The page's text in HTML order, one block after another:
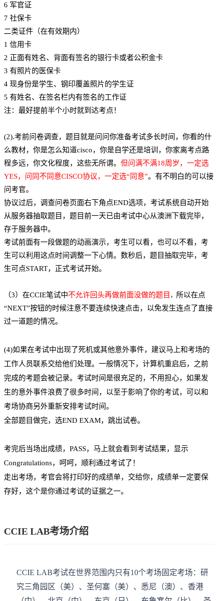
6 军官证
7 社保卡
二类证件（在有效期内）
1 信用卡
2 正面有姓名、背面有签名的银行卡或者公积金卡
3 有照片的医保卡
4 现身份是学生、钢印覆盖照片的学生证
5 有姓名、在签名栏内有签名的工作证
注：最好提前半个小时就到达考点！
(2).考前问卷调查，题目就是问问你准备考试多长时间，你看的什
么教材，你是怎么知道cisco，你是自学还是培训，你家离考点路
程多远，你文化程度，这些无所谓。 但问满不满18周岁，一定选
YES，问同不同意CISCO协议，一定选“同意”。有不明白的可以接
问考官。
协议过后，调查问卷页面右下角点END选项，考试系统自动开始
从服务器抽取题目，题目前一天已由考试中心从澳洲下载完毕，
存于服务器中。
考试前面有一段做题的动画演示，考生可以看，也可以不看，考
生可以利用这点时间调整一下心情。数秒后，题目抽取完毕，考
生可点START，正式考试开始。
（3）在CCIE笔试中不允许回头再做前面没做的题目 ， 所以在点
“NEXT”按钮的时候注意不要连续快速点击，以免发生连点了直接
过一道题的情况。
(4)如果在考试中出现了死机或其他意外事件，建议马上和考场的
工作人员联系交给他们处理。一般情况下，计算机重启后，之前
完成的考题会被记录。考试时间是很充足的，不用担心，如果发
生的意外事件浪费了很多时间，以至于影响了你的考试，可以和
考场协商另外重新安排考试时间。
全部题目做完，选END EXAM，跳出试卷。
考完后当场出成绩，PASS，马上就会看到考试结果，显示
Congratulations，呵呵，顺利通过考试了！
走出考场，考官会将打印好的成绩单，交给你，成绩单一定要保
存好，这个是你通过考试的证据之一。
CCIE LAB考场介绍
CCIE LAB考试在世界范围内只有10个考场固定考场：研
究三角园区（美）、圣何塞（美）、悉尼（澳）、香港